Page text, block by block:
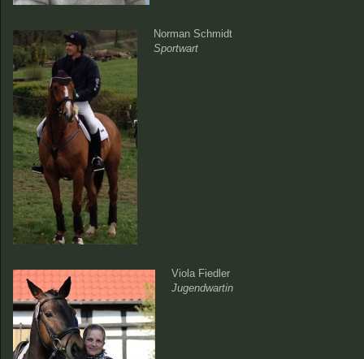
Norman Schmidt
Sportwart
Viola Fiedler
Jugendwartin